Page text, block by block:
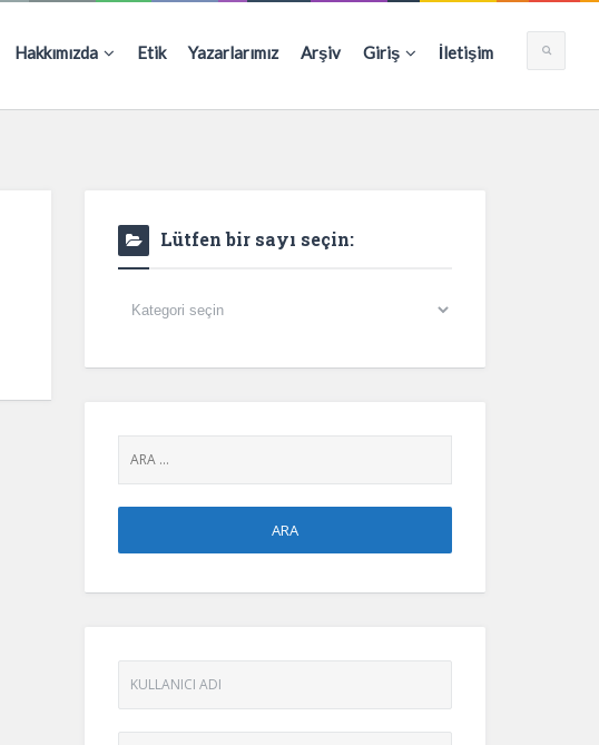
Hakkımızda Etik Yazarlarımız Arşiv Giriş İletişim
Lütfen bir sayı seçin:
Lütfen